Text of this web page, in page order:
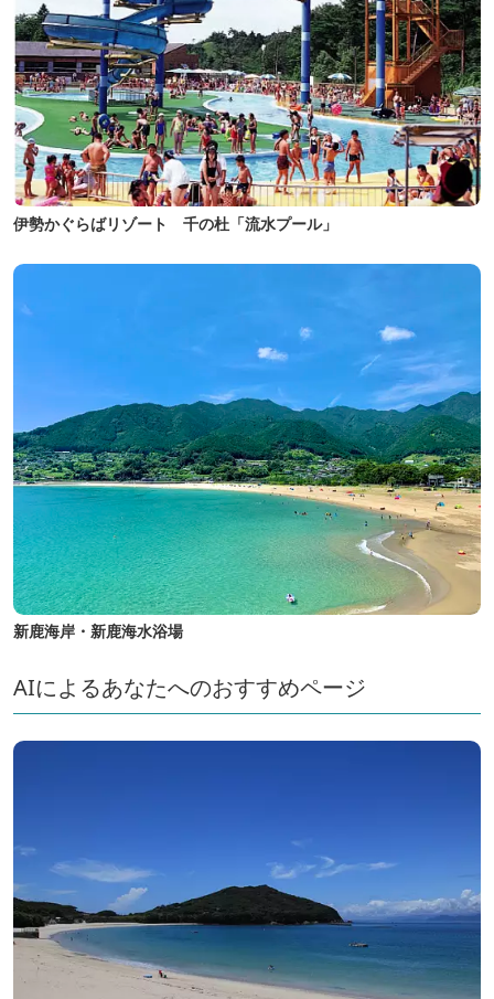
伊勢かぐらばリゾート 千の杜「流水プール」
新鹿海岸・新鹿海水浴場
AIによるあなたへのおすすめページ